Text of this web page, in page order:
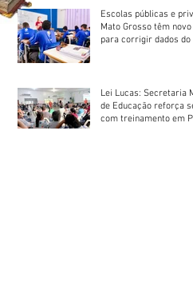
Escolas públicas e
Mato Grosso têm
para corrigir dados do
Lei Lucas: Secretaria
de Educação reforça
com treinamento em